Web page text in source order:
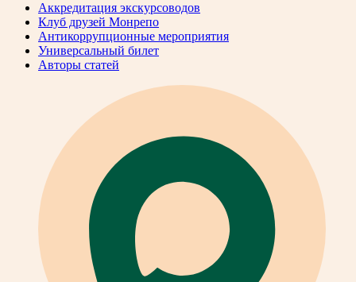
Аккредитация экскурсоводов
Клуб друзей Монрепо
Антикоррупционные мероприятия
Универсальный билет
Авторы статей